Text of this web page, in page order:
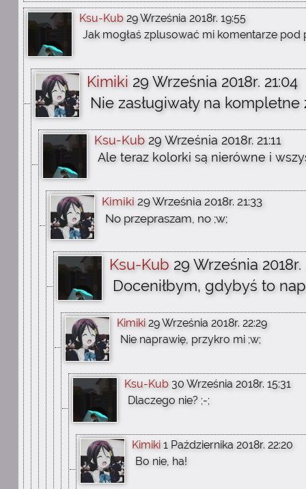
Ksu-Kub 29 Września 2018r. 19:55
Jak mogłaś zplusować mi komentarze pod
Kimiki 29 Września 2018r. 21:04
Nie zasługiwały na
Ksu-Kub 29 Września 2018r. 21:11
Ale teraz kolorki są nierówne i
Kimiki 29 Września 2018r. 21:33
No przepraszam, no ;w;
Ksu-Kub 29 Września 2018r.
Doceniłbym, gdybyś to
Kimiki 29 Września 2018r. 22:29
Nie naprawię, przykro mi ;w;
Ksu-Kub 30 Września 2018r. 15:31
Dlaczego nie? ;-;
Kimiki 1 Października 2018r. 22:20
Bo nie, ha!